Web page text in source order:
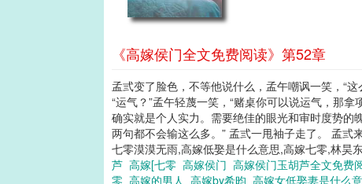
《高嫁侯门全文免费阅读》第52章
孟弎变了脸色，不等他说什么，孟午嘲讽一笑，“
“运气？”孟午轻蔑一笑，“赌桌你可以说运气，那
确实就是个人实力。需要绝佳的眼光和审时度势的
两句都不会输这么多。” 孟弎一甩袖子走了。 孟
七零漠漠无雨,高嫁低娶是什么意思,高嫁七零,林昊
芦 高嫁[七零 高嫁侯门 高嫁侯门玉胡芦全文免费
零 高嫁的男人 高嫁by希昀 高嫁女低娶妻是什么